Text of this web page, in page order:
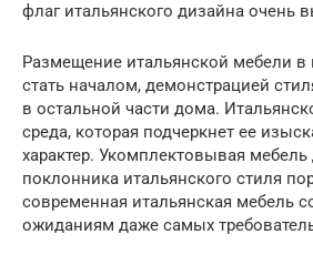
флаг итальянского дизайна очень
Размещение итальянской мебели в
стать началом, демонстрацией
в остальной части дома.
среда, которая подчеркнет ее
характер. Укомплектовывая
поклонника итальянского стиля
современная итальянская мебель
ожиданиям даже самых